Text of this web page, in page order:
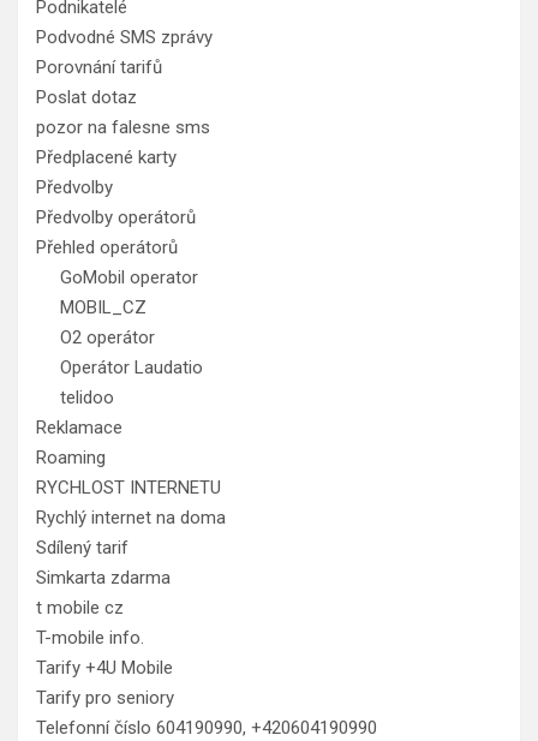
Podnikatelé
Podvodné SMS zprávy
Porovnání tarifů
Poslat dotaz
pozor na falesne sms
Předplacené karty
Předvolby
Předvolby operátorů
Přehled operátorů
GoMobil operator
MOBIL_CZ
O2 operátor
Operátor Laudatio
telidoo
Reklamace
Roaming
RYCHLOST INTERNETU
Rychlý internet na doma
Sdílený tarif
Simkarta zdarma
t mobile cz
T-mobile info.
Tarify +4U Mobile
Tarify pro seniory
Telefonní číslo 604190990, +420604190990